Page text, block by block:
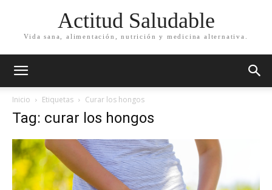
Actitud Saludable
Vida sana, alimentación, nutrición y medicina alternativa.
Inicio Etiquetas Curar los hongos
Tag: curar los hongos